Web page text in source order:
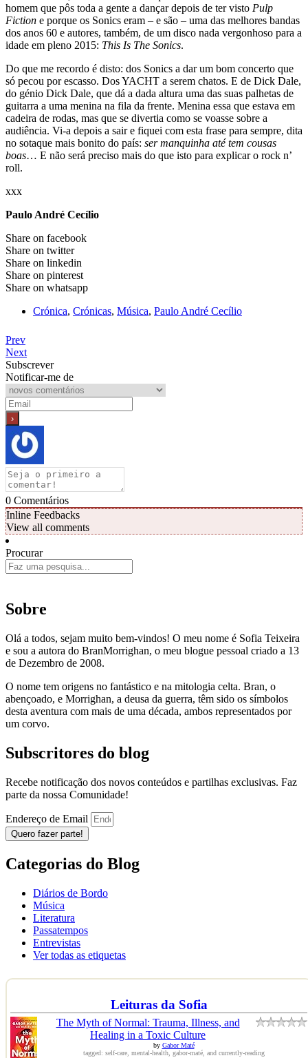
homem que pôs toda a gente a dançar depois de ter visto Pulp
Fiction e porque os Sonics eram – e são – uma das melhores bandas
dos anos 60 e autores, também, de um disco nada vergonhoso para a
idade em pleno 2015: This Is The Sonics.
Do que me recordo é disto: dos Sonics a dar um bom concerto que
só pecou por escasso. Dos YACHT a serem chatos. E de Dick Dale,
do génio Dick Dale, que dá a dada altura uma das suas palhetas de
guitarra a uma menina na fila da frente. Menina essa que estava em
cadeira de rodas, mas que se divertia como se voasse sobre a
audiência. Vi-a depois a sair e fiquei com esta frase para sempre, dita
no sotaque mais bonito do país: ser manquinha até tem cousas
boas… E não será preciso mais do que isto para explicar o rock n’
roll.
xxx
Paulo André Cecílio
Share on facebook
Share on twitter
Share on linkedin
Share on pinterest
Share on whatsapp
Crónica, Crónicas, Música, Paulo André Cecílio
Prev
Next
Subscrever
Notificar-me de
0 Comentários
Inline Feedbacks
View all comments
Procurar
Sobre
Olá a todos, sejam muito bem-vindos! O meu nome é Sofia Teixeira
e sou a autora do BranMorrighan, o meu blogue pessoal criado a 13
de Dezembro de 2008.
O nome tem origens no fantástico e na mitologia celta. Bran, o
abençoado, e Morrighan, a deusa da guerra, têm sido os símbolos
desta aventura com mais de uma década, ambos representados por
um corvo.
Subscritores do blog
Recebe notificação dos novos conteúdos e partilhas exclusivas. Faz
parte da nossa Comunidade!
Endereço de Email
Quero fazer parte!
Categorias do Blog
Diários de Bordo
Música
Literatura
Passatempos
Entrevistas
Ver todas as etiquetas
Leituras da Sofia
The Myth of Normal: Trauma, Illness, and
Healing in a Toxic Culture
by Gabor Maté
tagged: self-care, mental-health, gabor-maté, and currently-reading